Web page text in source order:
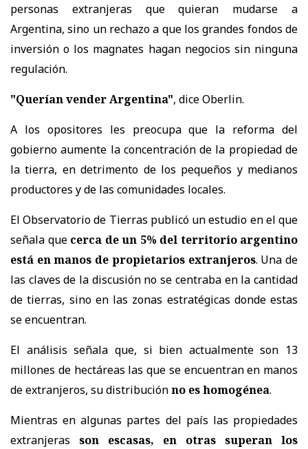
personas extranjeras que quieran mudarse a
Argentina, sino un rechazo a que los grandes fondos de
inversión o los magnates hagan negocios sin ninguna
regulación.
"Querían vender Argentina", dice Oberlin.
A los opositores les preocupa que la reforma del
gobierno aumente la concentración de la propiedad de
la tierra, en detrimento de los pequeños y medianos
productores y de las comunidades locales.
El Observatorio de Tierras publicó un estudio en el que
señala que cerca de un 5% del territorio argentino
está en manos de propietarios extranjeros. Una de
las claves de la discusión no se centraba en la cantidad
de tierras, sino en las zonas estratégicas donde estas
se encuentran.
El análisis señala que, si bien actualmente son 13
millones de hectáreas las que se encuentran en manos
de extranjeros, su distribuciónno es homogénea.
Mientras en algunas partes del país las propiedades
extranjeras son escasas, en otras superan los